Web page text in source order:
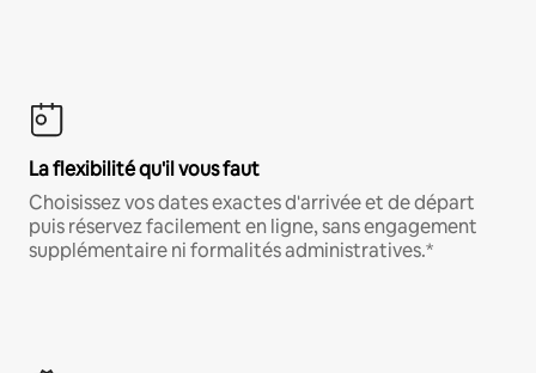
La flexibilité qu'il vous faut
Choisissez vos dates exactes d'arrivée et de départ
puis réservez facilement en ligne, sans engagement
supplémentaire ni formalités administratives.*